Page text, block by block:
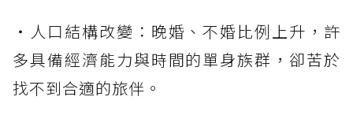
・人口結構改變：晚婚、不婚比例上升，許
多具備經濟能力與時間的單身族群，卻苦於
找不到合適的旅伴。